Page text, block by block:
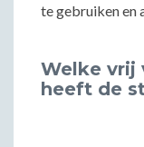
te gebruiken en
Welke vrij
heeft de